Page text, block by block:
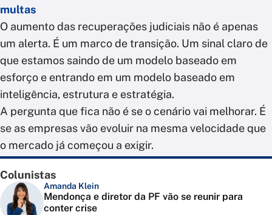
multas
O aumento das recuperações judiciais não é apenas
um alerta. É um marco de transição. Um sinal claro de
que estamos saindo de um modelo baseado em
esforço e entrando em um modelo baseado em
inteligência, estrutura e estratégia.
A pergunta que fica não é se o cenário vai melhorar. É
se as empresas vão evoluir na mesma velocidade que
o mercado já começou a exigir.
Colunistas
Amanda Klein
Mendonça e diretor da PF vão se reunir para
conter crise